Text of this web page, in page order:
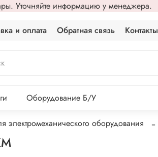
Уточняйте информацию у менеджера.
и оплата Обратная связь Контакты
Оборудование Б/У
электромеханического оборудования